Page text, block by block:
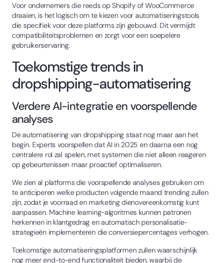
Voor ondernemers die reeds op Shopify of WooCommerce
draaien, is het logisch om te kiezen voor automatiseringstools
die specifiek voor deze platforms zijn gebouwd. Dit vermijdt
compatibiliteitsproblemen en zorgt voor een soepelere
gebruikerservaring.
Toekomstige trends in
dropshipping-automatisering
Verdere AI-integratie en voorspellende
analyses
De automatisering van dropshipping staat nog maar aan het
begin. Experts voorspellen dat AI in 2025 en daarna een nog
centralere rol zal spelen, met systemen die niet alleen reageren
op gebeurtenissen maar proactief optimaliseren.
We zien al platforms die voorspellende analyses gebruiken om
te anticiperen welke producten volgende maand trending zullen
zijn, zodat je voorraad en marketing dienovereenkomstig kunt
aanpassen. Machine learning-algoritmes kunnen patronen
herkennen in klantgedrag en automatisch personalisatie-
strategieën implementeren die conversiepercentages verhogen.
Toekomstige automatiseringsplatformen zullen waarschijnlijk
nog meer end-to-end functionaliteit bieden, waarbij de